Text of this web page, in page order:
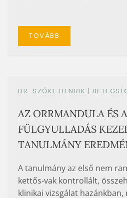
TOVÁBB
DR. SZŐKE HENRIK |
AZ ORRMANDULA ÉS
FÜLGYULLADÁS
TANULMÁNY
A tanulmány az első nem
kettős-vak kontrollált,
klinikai vizsgálat hazánkban,